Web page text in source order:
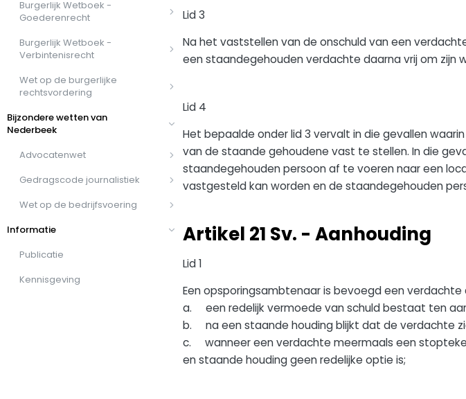
Burgerlijk Wetboek -
Goederenrecht
Burgerlijk Wetboek -
Verbintenisrecht
Wet op de burgerlijke
rechtsvordering
Bijzondere wetten van
Nederbeek
Advocatenwet
Gedragscode journalistiek
Wet op de bedrijfsvoering
Informatie
Publicatie
Kennisgeving
Lid 3
Na het vaststellen van de onschuld van een
een staandegehouden verdachte daarna vrij om zijn
Lid 4
Het bepaalde onder lid 3 vervalt in die gevallen
van de staande gehoudene vast te stellen. In die
staandegehouden persoon af te voeren naar een
vastgesteld kan worden en de staandegehouden
Artikel 21 Sv. - Aanhouding
Lid 1
Een opsporingsambtenaar is bevoegd een verdachte
a. een redelijk vermoede van schuld bestaat ten
b. na een staande houding blijkt dat de verdachte
c. wanneer een verdachte meermaals een
en staande houding geen redelijke optie is;